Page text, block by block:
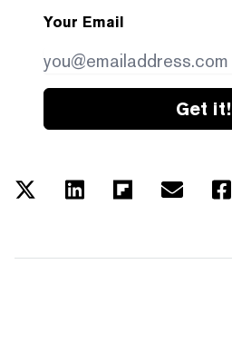
Your Email
Get it!